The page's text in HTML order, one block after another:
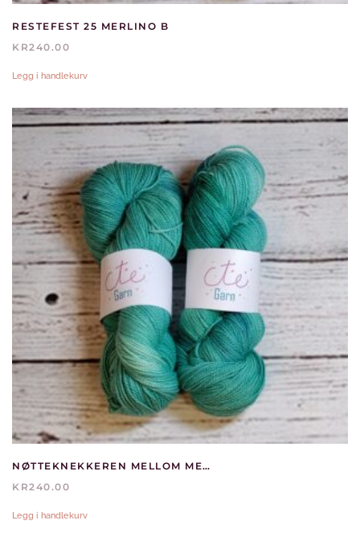
RESTEFEST 25 MERLINO B
KR240.00
Legg i handlekurv
NØTTEKNEKKEREN MELLOM MERINO
KR240.00
Legg i handlekurv